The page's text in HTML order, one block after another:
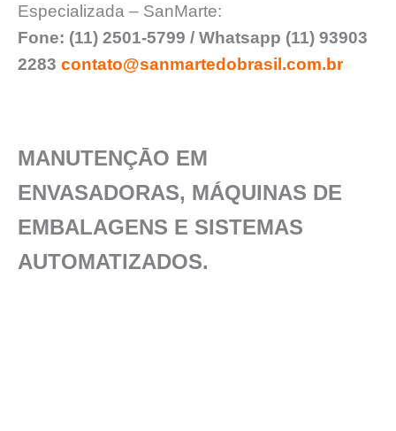
Especializada – SanMarte:
Fone: (11) 2501-5799 / Whatsapp (11) 93903
2283 contato@sanmartedobrasil.com.br
MANUTENÇĀO EM
ENVASADORAS, MÁQUINAS DE
EMBALAGENS E SISTEMAS
AUTOMATIZADOS.